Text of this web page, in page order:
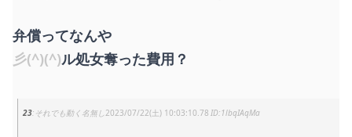
弁償ってなんや
彡(^)(^)ル処女奪った費用？
23 それでも動く名無し 2023/07/22(土) 10:03:10.78 1lbqIAqMa